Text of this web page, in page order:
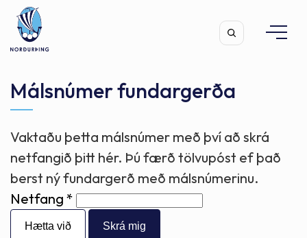
Leita
Málsnúmer fundargerða
Vaktaðu þetta málsnúmer með því að skrá
netfangið þitt hér. Þú færð tölvupóst ef það
berst ný fundargerð með málsnúmerinu.
Netfang
Hætta við